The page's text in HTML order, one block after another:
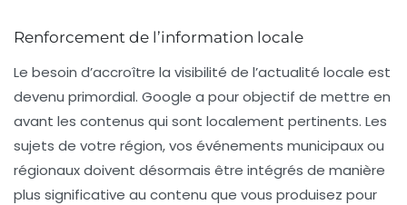
Renforcement de l’information locale
Le besoin d’accroître la visibilité de l’actualité locale est
devenu primordial. Google a pour objectif de mettre en
avant les contenus qui sont localement pertinents. Les
sujets de votre région, vos événements municipaux ou
régionaux doivent désormais être intégrés de manière
plus significative au contenu que vous produisez pour